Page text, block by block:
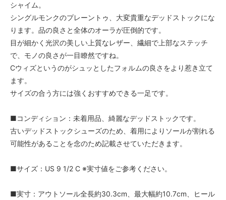
シャイム。
シングルモンクのプレーントゥ、大変貴重なデッドストックにな
ります。品の良さと全体のオーラが圧倒的です。
目が細かく光沢の美しい上質なレザー、繊細で上部なステッチ
で、モノの良さが一目瞭然ですね。
Cウィズというのがシュッとしたフォルムの良さをより惹き立て
ます。
サイズの合う方には強くおすすめできる一足です。
■コンディション：未着用品、綺麗なデッドストックです。
古いデッドストックシューズのため、着用によりソールが割れる
可能性があることを念のため記載させていただきます。
■サイズ：US 9 1/2 C ※実寸値をご参考ください。
■実寸：アウトソール全長約30.3cm、最大幅約10.7cm、ヒール